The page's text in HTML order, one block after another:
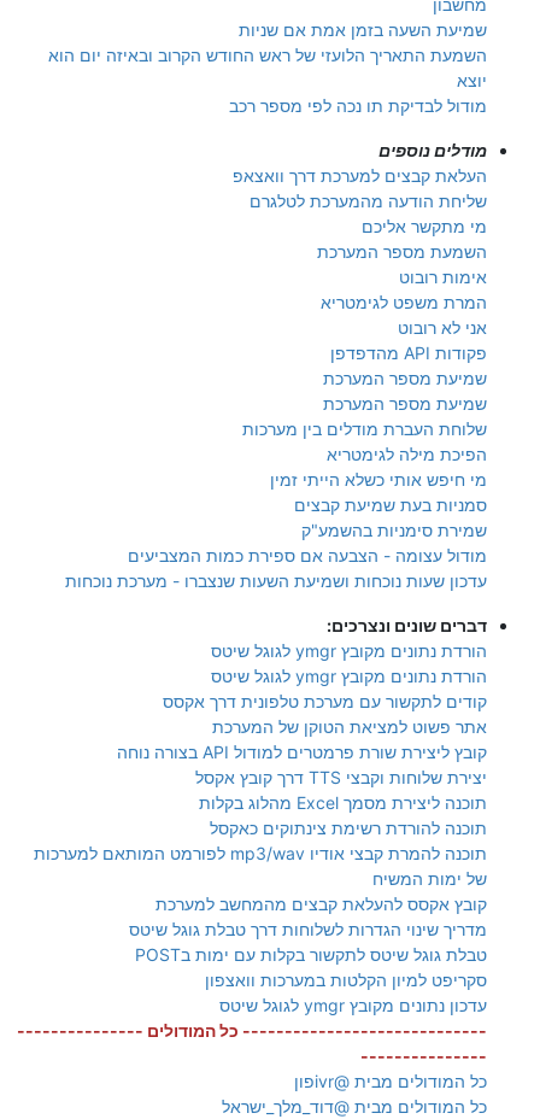
מחשבון
שמיעת השעה בזמן אמת אם שניות
השמעת התאריך הלועזי של ראש החודש הקרוב ובאיזה יום הוא
יוצא
מודול לבדיקת תו נכה לפי מספר רכב
מודלים נוספים
העלאת קבצים למערכת דרך וואצאפ
שליחת הודעה מהמערכת לטלגרם
מי מתקשר אליכם
השמעת מספר המערכת
אימות רובוט
המרת משפט לגימטריא
אני לא רובוט
פקודות API מהדפדפן
שמיעת מספר המערכת
שמיעת מספר המערכת
שלוחת העברת מודלים בין מערכות
הפיכת מילה לגימטריא
מי חיפש אותי כשלא הייתי זמין
סמניות בעת שמיעת קבצים
שמירת סימניות בהשמע"ק
מודול עצומה - הצבעה אם ספירת כמות המצביעים
עדכון שעות נוכחות ושמיעת השעות שנצברו - מערכת נוכחות
דברים שונים ונצרכים:
הורדת נתונים מקובץ ymgr לגוגל שיטס
הורדת נתונים מקובץ ymgr לגוגל שיטס
קודים לתקשור עם מערכת טלפונית דרך אקסס
אתר פשוט למציאת הטוקן של המערכת
קובץ ליצירת שורת פרמטרים למודול API בצורה נוחה
יצירת שלוחות וקבצי TTS דרך קובץ אקסל
תוכנה ליצירת מסמך Excel מהלוג בקלות
תוכנה להורדת רשימת צינתוקים כאקסל
תוכנה להמרת קבצי אודיו mp3/wav לפורמט המותאם למערכות
של ימות המשיח
קובץ אקסס להעלאת קבצים מהמחשב למערכת
מדריך שינוי הגדרות לשלוחות דרך טבלת גוגל שיטס
טבלת גוגל שיטס לתקשור בקלות עם ימות בPOST
סקריפט למיון הקלטות במערכות וואצפון
עדכון נתונים מקובץ ymgr לגוגל שיטס
----------------------------- כל המודולים ---------------
---------------
כל המודולים מבית @ivrפון
כל המודולים מבית @דוד_מלך_ישראל